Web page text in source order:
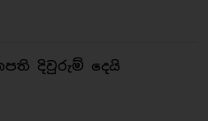
දිවුරුම් දෙයි